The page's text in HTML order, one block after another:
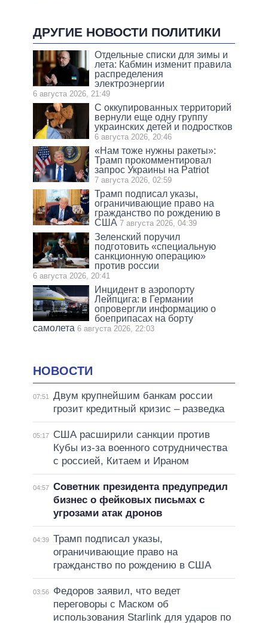
ДРУГИЕ НОВОСТИ ПОЛИТИКИ
Отдельные списки для зимы и
лета: Кабмин изменит правила
распределения
электроэнергии
6 августа 2026, 21:49
С оккупированных территорий
вернули еще одну группу
украинских детей и подростков
6 августа 2026, 20:46
«Нам тоже нужны ракеты»:
Трамп прокомментировал
запрос Украины на Patriot
7 августа 2026, 02:59
Трамп подписал указы,
ограничивающие право на
гражданство по рождению в
США 7 августа 2026, 04:39
Зеленский поручил
подготовить «специальную
санкционную операцию»
против россии
6 августа 2026, 20:41
Инцидент в аэропорту
Лейпцига: в Германии
опровергли информацию о
боеприпасах на борту
самолета 6 августа 2026, 22:03
НОВОСТИ
07:51
Двум крупнейшим банкам россии
грозит кредитный кризис – разведка
05:17
США расширили санкции против
Кубы из-за военного сотрудничества
с россией, Китаем и Ираном
04:57 Советник президента предупредил
бизнес о фейковых письмах с
угрозами атак дронов
04:39 Трамп подписал указы,
ограничивающие право на
гражданство по рождению в США
03:56
Федоров заявил, что ведет
переговоры с Маском об
использования Starlink для ударов по